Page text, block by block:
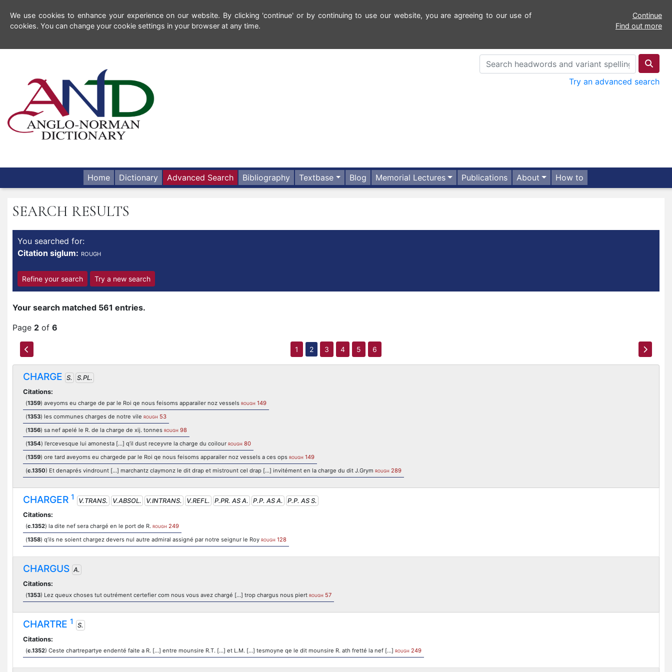
We use cookies to enhance your experience on our website. By clicking 'continue' or by continuing to use our website, you are agreeing to our use of
cookies. You can change your cookie settings in your browser at any time.
Continue
Find out more
Try an advanced search
Home Dictionary Advanced Search Bibliography Textbase Blog Memorial Lectures Publications About How to
SEARCH RESULTS
You searched for:
Citation siglum: ROUGH
Refine your search Try a new search
Your search matched 561 entries.
Page 2 of 6
1 2 3 4 5 6
CHARGE S.
S.PL.
Citations:
(1359) aveyoms eu charge de par le Roi qe nous feisoms apparailer noz vessels ROUGH 149
(1353) les communes charges de notre vile ROUGH 53
(1356) sa nef apelé le R. de la charge de xij. tonnes ROUGH 98
(1354) l’ercevesque lui amonesta […] q’il dust receyvre la charge du coilour ROUGH 80
(1359) ore tard aveyoms eu chargede par le Roi qe nous feisoms apparailer noz vessels a ces ops ROUGH 149
(c.1350) Et denaprés vindrount [...] marchantz claymonz le dit drap et mistrount cel drap [...] invitément en la charge du dit J.Grym ROUGH 289
CHARGER 1 V.TRANS. V.ABSOL. V.INTRANS. V.REFL. P.PR. AS A. P.P. AS A.
P.P. AS S.
Citations:
(c.1352) la dite nef sera chargé en le port de R. ROUGH 249
(1358) q’ils ne soient chargez devers nul autre admiral assigné par notre seignur le Roy ROUGH 128
CHARGUS A.
Citations:
(1353) Lez queux choses tut outrément certefier com nous vous avez chargé […] trop chargus nous piert ROUGH 57
CHARTRE 1
S.
Citations:
(c.1352) Ceste chartrepartye endenté faite a R. […] entre mounsire R.T. […] et L.M. […] tesmoyne qe le dit mounsire R. ath fretté la nef […] ROUGH 249